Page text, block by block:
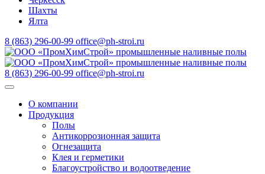
Шахты
Ялта
8 (863) 296-00-99 office@ph-stroi.ru
8 (863) 296-00-99 office@ph-stroi.ru
О компании
Продукция
Полы
Антикоррозионная защита
Огнезащита
Клея и герметики
Благоустройство и водоотведение